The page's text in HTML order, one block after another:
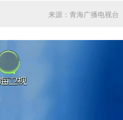
来源：青海广播电视